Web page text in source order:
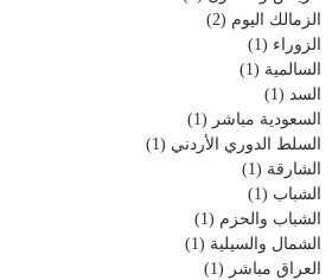
الزمالك اليوم (2)
الزوراء (1)
السالمية (1)
السد (1)
السعودية مباشر (1)
السلط الدوري الأردني (1)
الشارقة (1)
الشباب (1)
الشباب والحزم (1)
الشمال والسيلية (1)
العراق مباشر (1)